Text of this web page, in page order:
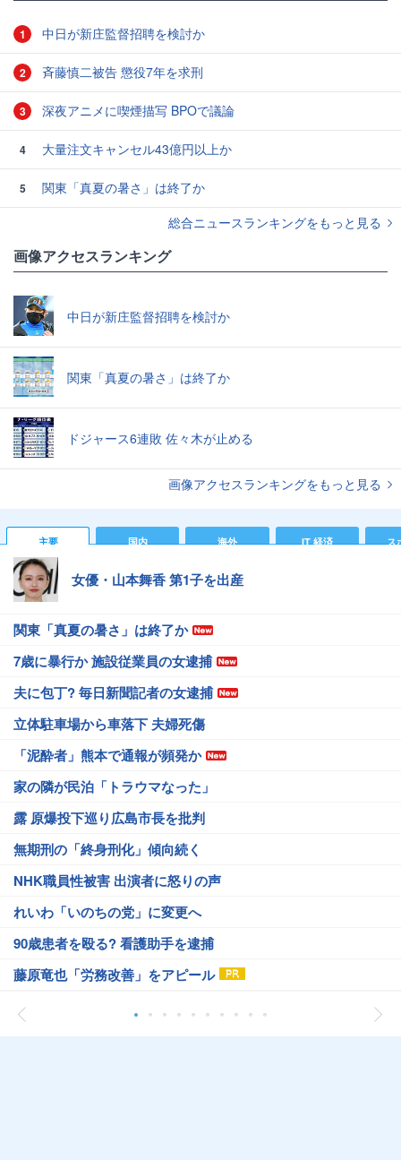
1 中日が新庄監督招聘を検討か
2 斉藤慎二被告 懲役7年を求刑
3 深夜アニメに喫煙描写 BPOで議論
4 大量注文キャンセル43億円以上か
5
関東「真夏の暑さ」は終了か
総合ニュースランキングをもっと見る
画像アクセスランキング
中日が新庄監督招聘を検討か
関東「真夏の暑さ」は終了か
ドジャース6連敗 佐々木が止める
画像アクセスランキングをもっと見る
主要 国内 海外 IT 経済 ス
女優・山本舞香 第1子を出産
関東「真夏の暑さ」は終了か
7歳に暴行か 施設従業員の女逮捕
夫に包丁? 毎日新聞記者の女逮捕
立体駐車場から車落下 夫婦死傷
「泥酔者」熊本で通報が頻発か
家の隣が民泊「トラウマなった」
露 原爆投下巡り広島市長を批判
無期刑の「終身刑化」傾向続く
NHK職員性被害 出演者に怒りの声
れいわ「いのちの党」に変更へ
90歳患者を殴る? 看護助手を逮捕
藤原竜也「労務改善」をアピール